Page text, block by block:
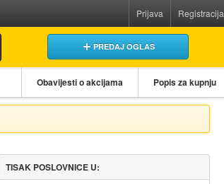
Prijava Registracija
PREDAJ OGLAS
Obavijesti o akcijama Popis za kupnju
TISAK POSLOVNICE U: